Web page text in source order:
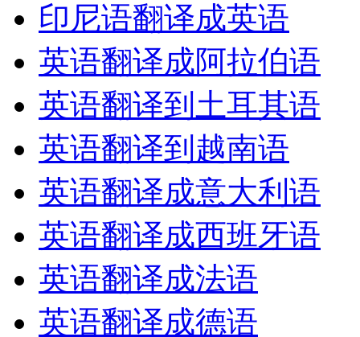
印尼语翻译成英语
英语翻译成阿拉伯语
英语翻译到土耳其语
英语翻译到越南语
英语翻译成意大利语
英语翻译成西班牙语
英语翻译成法语
英语翻译成德语